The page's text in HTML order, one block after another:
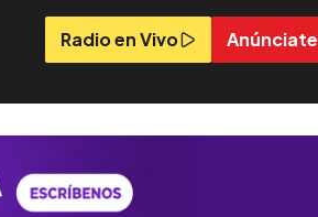
Radio en Vivo Anúnciate